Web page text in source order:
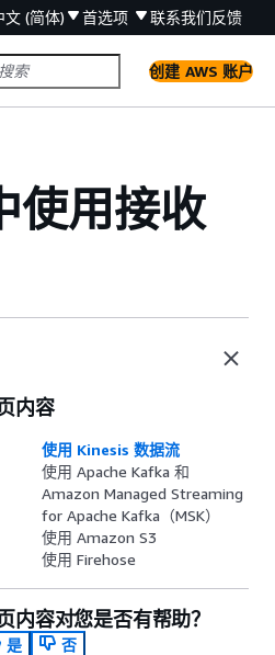
文 (简体) 首选项 联系我们反馈
创建 AWS 账户
用接收
内容
使用 Kinesis 数据流
使用 Apache Kafka 和
Amazon Managed Streaming
for Apache Kafka（MSK）
使用 Amazon S3
使用 Firehose
内容对您是否有帮助？
是
否